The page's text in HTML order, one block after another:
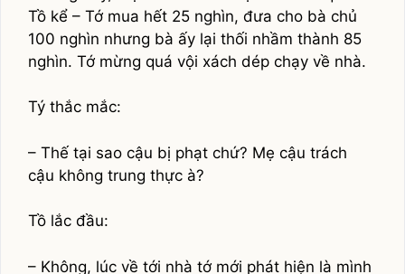
Tồ kể – Tớ mua hết 25 nghìn, đưa cho bà chủ
100 nghìn nhưng bà ấy lại thối nhầm thành 85
nghìn. Tớ mừng quá vội xách dép chạy về nhà.
Tý thắc mắc:
– Thế tại sao cậu bị phạt chứ? Mẹ cậu trách
cậu không trung thực à?
Tồ lắc đầu:
– Không, lúc về tới nhà tớ mới phát hiện là mình